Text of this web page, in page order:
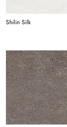
Shilin Silk